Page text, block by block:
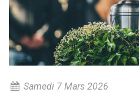
Samedi 7 Mars 2026